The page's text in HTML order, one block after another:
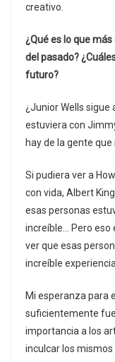
creativo.
¿Qué es lo que
del pasado?
futuro?
¿Junior Wells sigue
estuviera con
hay de la gente
Si pudiera ver a
con vida, Albert
esas personas
increíble… Pero eso
ver que esas
increíble
Mi esperanza para
suficientemente
importancia a los
inculcar los